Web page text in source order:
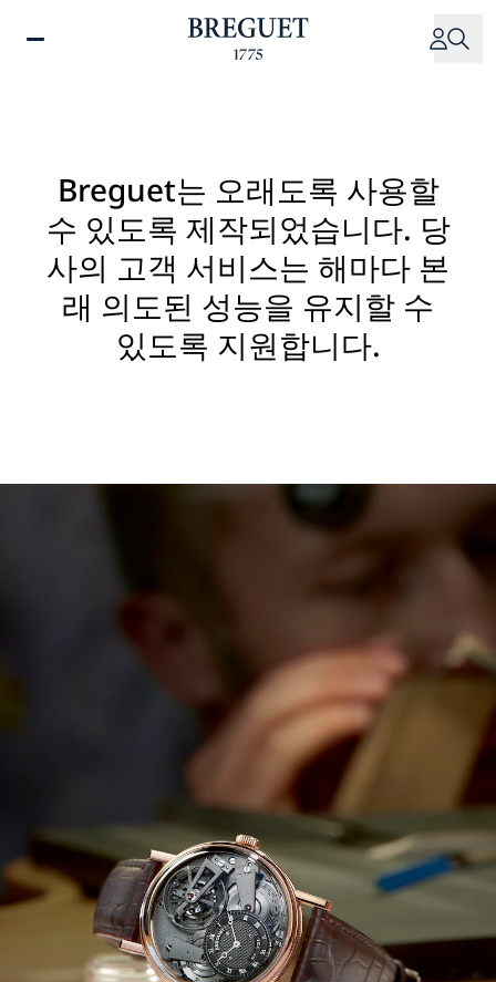
Breguet는 오래도록 사용할
수 있도록 제작되었습니다. 당
사의 고객 서비스는 해마다 본
래 의도된 성능을 유지할 수
있도록 지원합니다.